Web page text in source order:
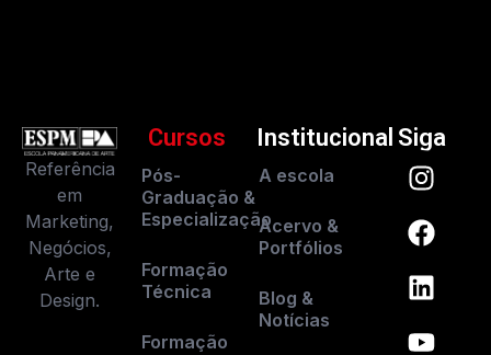
Referência
em
Marketing,
Negócios,
Arte e
Design.
Cursos
Pós-
Graduação &
Especialização
Formação
Técnica
Formação
Institucional
A escola
Acervo &
Portfólios
Blog &
Notícias
Siga